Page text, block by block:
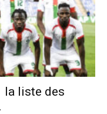
la liste des